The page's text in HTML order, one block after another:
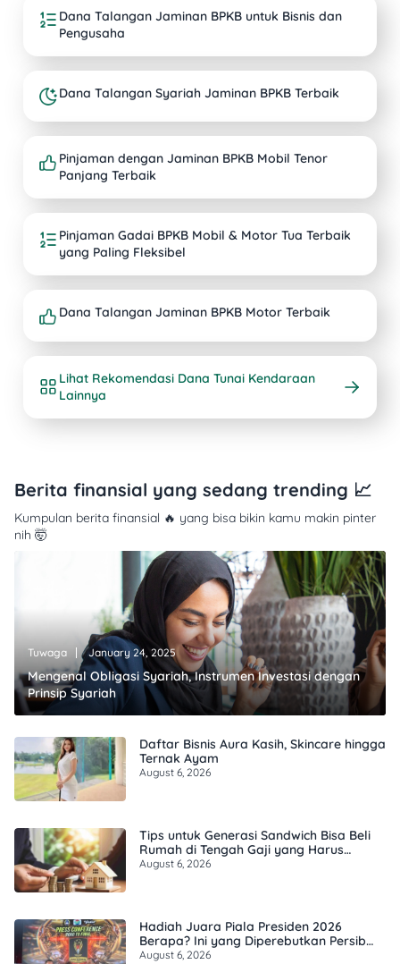
Dana Talangan Jaminan BPKB untuk Bisnis dan
Pengusaha
Dana Talangan Syariah Jaminan BPKB Terbaik
Pinjaman dengan Jaminan BPKB Mobil Tenor
Panjang Terbaik
Pinjaman Gadai BPKB Mobil & Motor Tua Terbaik
yang Paling Fleksibel
Dana Talangan Jaminan BPKB Motor Terbaik
Lihat Rekomendasi Dana Tunai Kendaraan
Lainnya
Berita finansial yang sedang trending 📈
Kumpulan berita finansial 🔥 yang bisa bikin kamu makin pinter
nih 🤯
Tuwaga January 24, 2025
Mengenal Obligasi Syariah, Instrumen Investasi dengan
Prinsip Syariah
Daftar Bisnis Aura Kasih, Skincare hingga
Ternak Ayam
August 6, 2026
Tips untuk Generasi Sandwich Bisa Beli
Rumah di Tengah Gaji yang Harus
Terbagi
August 6, 2026
Hadiah Juara Piala Presiden 2026
Berapa? Ini yang Diperebutkan Persib
dan Persebaya
August 6, 2026